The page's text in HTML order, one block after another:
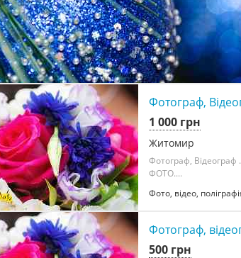
Фотограф,
1 000 грн
Житомир
Фотограф,
ФОТО....
Фото, відео,
Фотограф,
500 грн